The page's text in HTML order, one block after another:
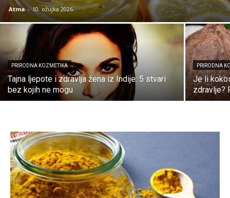
Atma - 10. ožujka 2026.
PRIRODNA KOZMETIKA
Tajna ljepote i zdravlja žena iz Indije: 5 stvari
bez kojih ne mogu
PRIRODNA
Je li
zdravlje?